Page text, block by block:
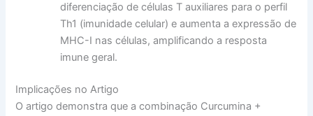
diferenciação de células T auxiliares para o perfil
Th1 (imunidade celular) e aumenta a expressão de
MHC-I nas células, amplificando a resposta
imune geral.
Implicações no Artigo
O artigo demonstra que a combinação Curcumina +